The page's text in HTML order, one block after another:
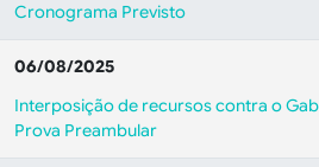
Cronograma Previsto
06/08/2025
Interposição de recursos contra o
Prova Preambular